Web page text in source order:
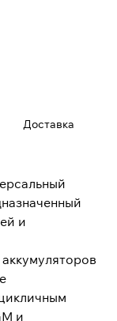
Доставка
и
и